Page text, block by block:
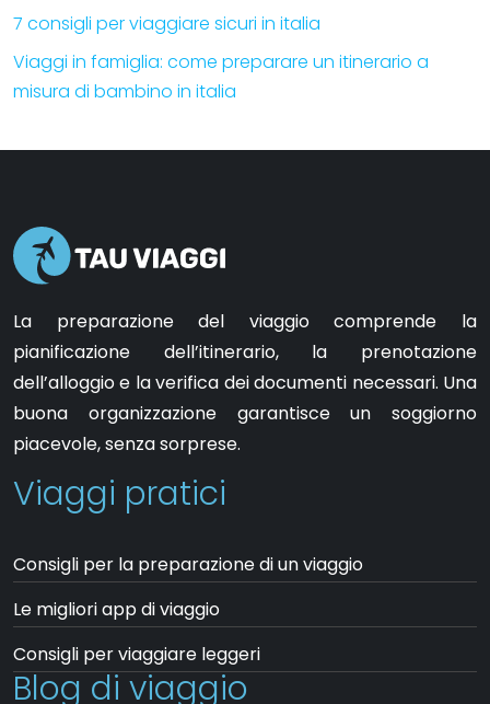
7 consigli per viaggiare sicuri in italia
Viaggi in famiglia: come preparare un itinerario a
misura di bambino in italia
La preparazione del viaggio comprende la
pianificazione dell’itinerario, la prenotazione
dell’alloggio e la verifica dei documenti necessari. Una
buona organizzazione garantisce un soggiorno
piacevole, senza sorprese.
Viaggi pratici
Consigli per la preparazione di un viaggio
Le migliori app di viaggio
Consigli per viaggiare leggeri
Blog di viaggio